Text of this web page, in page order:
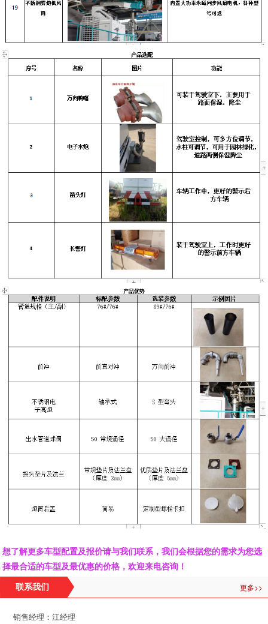
想了解更多车型配置及报价请与我们联系，我们会根据您的需求为您选
择最合适的车型及最优惠的价格，欢迎来电咨询！
联系我们 更多>>
销售经理：江经理